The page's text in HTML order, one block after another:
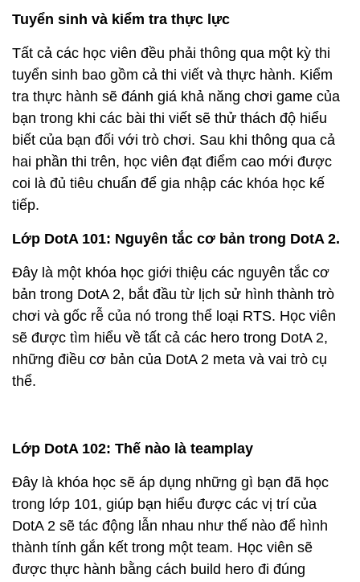
Tuyển sinh và kiểm tra thực lực
Tất cả các học viên đều phải thông qua một kỳ thi
tuyển sinh bao gồm cả thi viết và thực hành. Kiểm
tra thực hành sẽ đánh giá khả năng chơi game của
bạn trong khi các bài thi viết sẽ thử thách độ hiểu
biết của bạn đối với trò chơi. Sau khi thông qua cả
hai phần thi trên, học viên đạt điểm cao mới được
coi là đủ tiêu chuẩn để gia nhập các khóa học kế
tiếp.
Lớp DotA 101: Nguyên tắc cơ bản trong DotA 2.
Đây là một khóa học giới thiệu các nguyên tắc cơ
bản trong DotA 2, bắt đầu từ lịch sử hình thành trò
chơi và gốc rễ của nó trong thể loại RTS. Học viên
sẽ được tìm hiểu về tất cả các hero trong DotA 2,
những điều cơ bản của DotA 2 meta và vai trò cụ
thể.
Lớp DotA 102: Thế nào là teamplay
Đây là khóa học sẽ áp dụng những gì bạn đã học
trong lớp 101, giúp bạn hiểu được các vị trí của
DotA 2 sẽ tác động lẫn nhau như thế nào để hình
thành tính gắn kết trong một team. Học viên sẽ
được thực hành bằng cách build hero đi đúng